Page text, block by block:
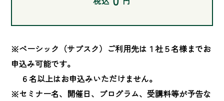
※ベーシック（サブスク）ご利用先は１社５名様までお
申込み可能です。
６名以上はお申込みいただけません。
※セミナー名、開催日、プログラム、受講料等が予告な